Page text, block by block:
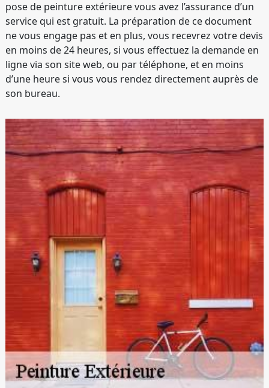
pose de peinture extérieure vous avez l’assurance d’un
service qui est gratuit. La préparation de ce document
ne vous engage pas et en plus, vous recevrez votre devis
en moins de 24 heures, si vous effectuez la demande en
ligne via son site web, ou par téléphone, et en moins
d’une heure si vous vous rendez directement auprès de
son bureau.